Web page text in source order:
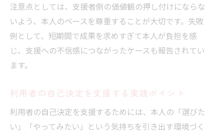
注意点としては、支援者側の価値観の押し付けにならな
いよう、本人のペースを尊重することが大切です。失敗
例として、短期間で成果を求めすぎて本人が負担を感
じ、支援への不信感につながったケースも報告されてい
ます。
利用者の自己決定を支援する実践ポイント
利用者の自己決定を支援するためには、本人の「選びた
い」「やってみたい」という気持ちを引き出す環境づく